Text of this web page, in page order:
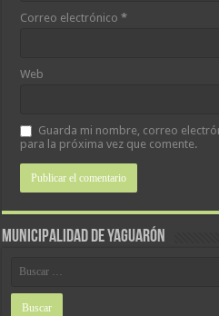
Correo electrónico*
Web
Guarda mi nombre, correo
para la próxima vez que comente.
MUNICIPALIDAD DE YAGUARÓN